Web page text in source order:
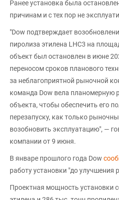
Ранее установка была
причинам и с тех пор не
"Dow подтверждает
пиролиза этилена LHC3 на
объект был остановлен в июне
переносом сроков планового
за неблагоприятной рыночной
команда Dow вела планомерную
объекта, чтобы обеспечить его
перезапуску, как только
возобновить эксплуатацию", —
компании от 9 июня.
В январе прошлого года Dow
работу установки "до улучшения
Проектная мощность установки